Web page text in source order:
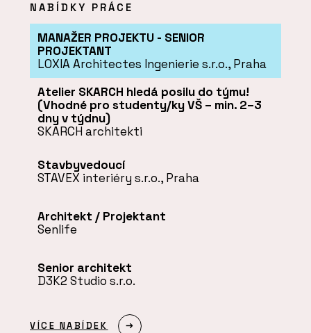
NABÍDKY PRÁCE
MANAŽER PROJEKTU - SENIOR
PROJEKTANT
LOXIA Architectes Ingenierie s.r.o., Praha
Atelier SKARCH hledá posilu do týmu!
(Vhodné pro studenty/ky VŠ – min. 2–3
dny v týdnu)
SKARCH architekti
Stavbyvedoucí
STAVEX interiéry s.r.o., Praha
Architekt / Projektant
Senlife
Senior architekt
D3K2 Studio s.r.o.
VÍCE NABÍDEK